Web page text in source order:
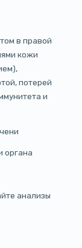
в правой
кожи
потерей
и
органа
анализы